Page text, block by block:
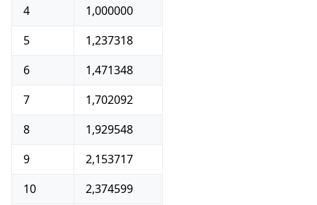
4
1,000000
5
1,237318
6
1,471348
7
1,702092
8
1,929548
9
2,153717
10
2,374599